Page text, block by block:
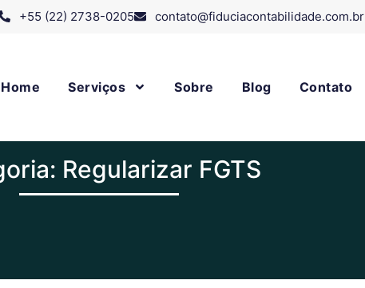
+55 (22) 2738-0205 contato@fiduciacontabilidade.com.br
Home Serviços Sobre Blog Contato
Regularizar FGTS